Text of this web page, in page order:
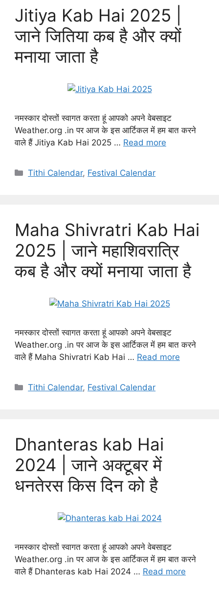
Jitiya Kab Hai 2025 |
जाने जितिया कब है और क्यों
मनाया जाता है
नमस्कार दोस्तों स्वागत करता हूं आपको अपने वेबसाइट
Weather.org .in पर आज के इस आर्टिकल में हम बात करने
वाले हैं Jitiya Kab Hai 2025 … Read more
Categories
Tithi Calendar, Festival Calendar
Maha Shivratri Kab Hai
2025 | जाने महाशिवरात्रि
कब है और क्यों मनाया जाता है
नमस्कार दोस्तों स्वागत करता हूं आपको अपने वेबसाइट
Weather.org .in पर आज के इस आर्टिकल में हम बात करने
वाले हैं Maha Shivratri Kab Hai … Read more
Categories
Tithi Calendar, Festival Calendar
Dhanteras kab Hai
2024 | जाने अक्टूबर में
धनतेरस किस दिन को है
नमस्कार दोस्तों स्वागत करता हूं आपको अपने वेबसाइट
Weather.org .in पर आज के इस आर्टिकल में हम बात करने
वाले हैं Dhanteras kab Hai 2024 … Read more